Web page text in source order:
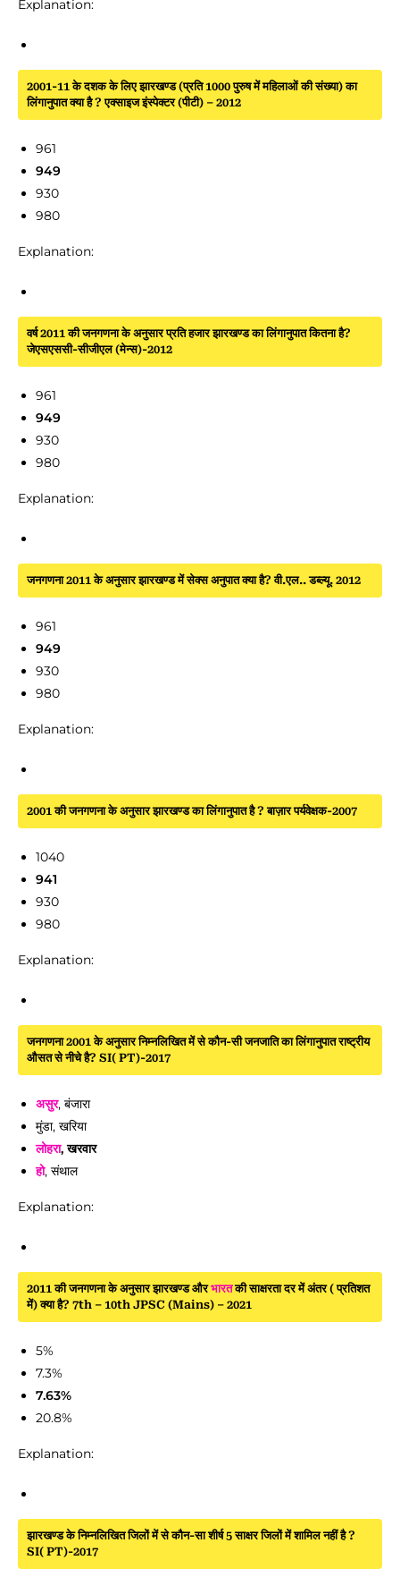
Explanation:
2001-11 के दशक के लिए झारखण्ड (प्रति 1000 पुरुष में महिलाओं की संख्या) का
लिंगानुपात क्या है ? एक्साइज इंस्पेक्टर (पीटी) – 2012
961
949
930
980
Explanation:
वर्ष 2011 की जनगणना के अनुसार प्रति हजार झारखण्ड का लिंगानुपात कितना है?
जेएसएससी-सीजीएल (मेन्स)-2012
961
949
930
980
Explanation:
जनगणना 2011 के अनुसार झारखण्ड में सेक्स अनुपात क्या है? वी.एल.. डब्ल्यू. 2012
961
949
930
980
Explanation:
2001 की जनगणना के अनुसार झारखण्ड का लिंगानुपात है ? बाज़ार पर्यवेक्षक-2007
1040
941
930
980
Explanation:
जनगणना 2001 के अनुसार निम्नलिखित में से कौन-सी जनजाति का लिंगानुपात राष्ट्रीय
औसत से नीचे है? SI( PT)-2017
असुर, बंजारा
मुंडा, खरिया
लोहरा, खरवार
हो, संथाल
Explanation:
2011 की जनगणना के अनुसार झारखण्ड औरभारतकी साक्षरता दर में अंतर ( प्रतिशत
में) क्या है? 7th – 10th JPSC (Mains) – 2021
5%
7.3%
7.63%
20.8%
Explanation:
झारखण्ड के निम्नलिखित जिलों में से कौन-सा शीर्ष 5 साक्षर जिलों में शामिल नहीं है ?
SI( PT)-2017